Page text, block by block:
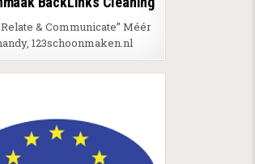
Relate & Communicate” Méér
123schoonmaken.nl